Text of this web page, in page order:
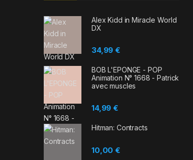
Alex Kidd in Miracle World
DX
34,99€
BOB L'EPONGE - POP
Animation N° 1668 - Patrick
avec muscles
14,99€
Hitman: Contracts
10,00€